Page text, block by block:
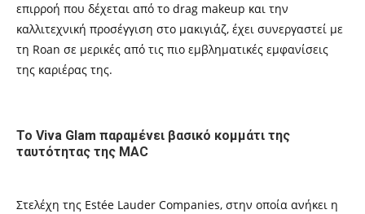
επιρροή που δέχεται από το drag makeup και την
καλλιτεχνική προσέγγιση στο μακιγιάζ, έχει συνεργαστεί με
τη Roan σε μερικές από τις πιο εμβληματικές εμφανίσεις
της καριέρας της.
Το Viva Glam παραμένει βασικό κομμάτι της
ταυτότητας της MAC
Στελέχη της Estée Lauder Companies, στην οποία ανήκει η